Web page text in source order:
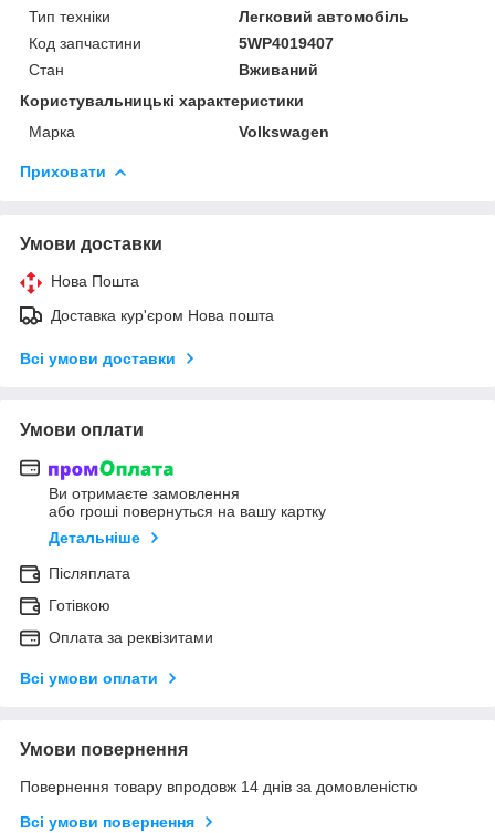
Тип техніки
Легковий автомобіль
Код запчастини
5WP4019407
Стан
Вживаний
Користувальницькі характеристики
Марка
Volkswagen
Приховати
Умови доставки
Нова Пошта
Доставка кур'єром Нова пошта
Всі умови доставки
Умови оплати
Ви отримаєте замовлення
або гроші повернуться на вашу картку
Детальніше
Післяплата
Готівкою
Оплата за реквізитами
Всі умови оплати
Умови повернення
Повернення товару впродовж 14 днів за домовленістю
Всі умови повернення